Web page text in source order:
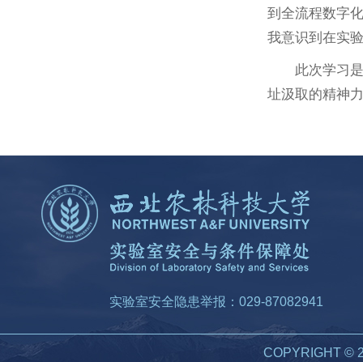
到全流程数字
我意识到在实
此次学习
址汲取的精神
实验室安全隐患举报：029-87082941
COPYRIGHT ©